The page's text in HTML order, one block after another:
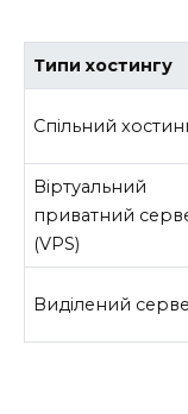
Типи хостингу
Спільний
Віртуальний
приватний
(VPS)
Виділений